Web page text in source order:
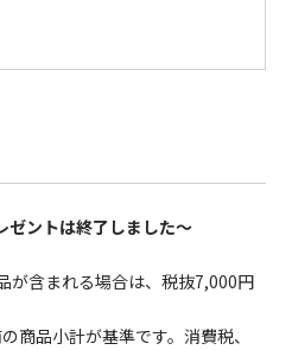
ントは終了しました～
含まれる場合は、税抜7,000円
商品小計が基準です。消費税、